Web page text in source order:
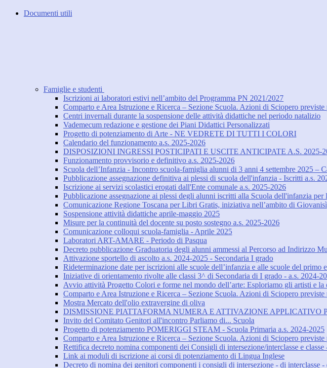
Documenti utili
Famiglie e studenti
Iscrizioni ai laboratori estivi nell’ambito del Programma PN 2021/2027
Comparto e Area Istruzione e Ricerca – Sezione Scuola. Azioni di Sciopero
Centri invernali durante la sospensione delle attività didattiche nel periodo natalizio
Vademecum redazione e gestione dei Piani Didattici Personalizzati
Progetto di potenziamento di Arte - NE VEDRETE DI TUTTI I COLORI
Calendario del funzionamento a.s. 2025-2026
DISPOSIZIONI INGRESSI POSTICIPATI E USCITE ANTICIPATE A.S. 2025-
Funzionamento provvisorio e definitivo a.s. 2025-2026
Scuola dell’Infanzia - Incontro scuola-famiglia alunni di 3 anni 4 settembre 2025 –
Pubblicazione assegnazione definitiva ai plessi di scuola dell'infanzia - Iscritti a.s.
Iscrizione ai servizi scolastici erogati dall'Ente comunale a.s. 2025-2026
Pubblicazione assegnazione ai plessi degli alunni iscritti alla Scuola dell'infanzia per
Comunicazione Regione Toscana per Libri Gratis, iniziativa nell’ambito di Giovanisì
Sospensione attività didattiche aprile-maggio 2025
Misure per la continuità del docente su posto sostegno a.s. 2025-2026
Comunicazione colloqui scuola-famiglia - Aprile 2025
Laboratori ART-AMARE - Periodo di Pasqua
Decreto pubblicazione Graduatoria degli alunni ammessi al Percorso ad Indirizzo
Attivazione sportello di ascolto a.s. 2024-2025 - Secondaria I grado
Rideterminazione date per iscrizioni alle scuole dell’infanzia e alle scuole del
Iniziative di orientamento rivolte alle classi 3^ di Secondaria di I grado - a.s. 2024-
Avvio attività Progetto Colori e forme nel mondo dell’arte: Esploriamo gli artisti e la
Comparto e Area Istruzione e Ricerca – Sezione Scuola. Azioni di Sciopero
Mostra Mercato dell'olio extravergine di oliva
DISMISSIONE PIATTAFORMA NUMERA E ATTIVAZIONE APPLICATIVO
Invito del Comitato Genitori all'incontro Parliamo di... Scuola
Progetto di potenziamento POMERIGGI STEAM - Scuola Primaria a.s. 2024-2025
Comparto e Area Istruzione e Ricerca – Sezione Scuola. Azioni di Sciopero
Rettifica decreto nomina componenti dei Consigli di intersezione/interclasse e classe
Link ai moduli di iscrizione ai corsi di potenziamento di Lingua Inglese
Decreto di nomina dei genitori componenti i consigli di intersezione - di interclasse -